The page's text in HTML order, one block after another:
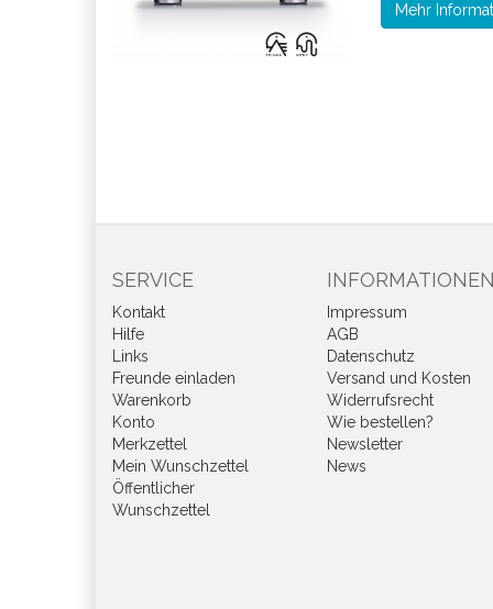
Mehr
SERVICE
Kontakt
Hilfe
Links
Freunde einladen
Warenkorb
Konto
Merkzettel
Mein Wunschzettel
Öffentlicher
Wunschzettel
Impressum
AGB
Datenschutz
Versand und Kosten
Widerrufsrecht
Wie bestellen?
Newsletter
News